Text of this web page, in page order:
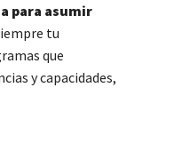
para asumir
tu
que
y capacidades,